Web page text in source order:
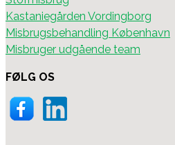
Kastaniegården Vordingborg
Misbrugsbehandling København
Misbruger udgående team
FØLG OS